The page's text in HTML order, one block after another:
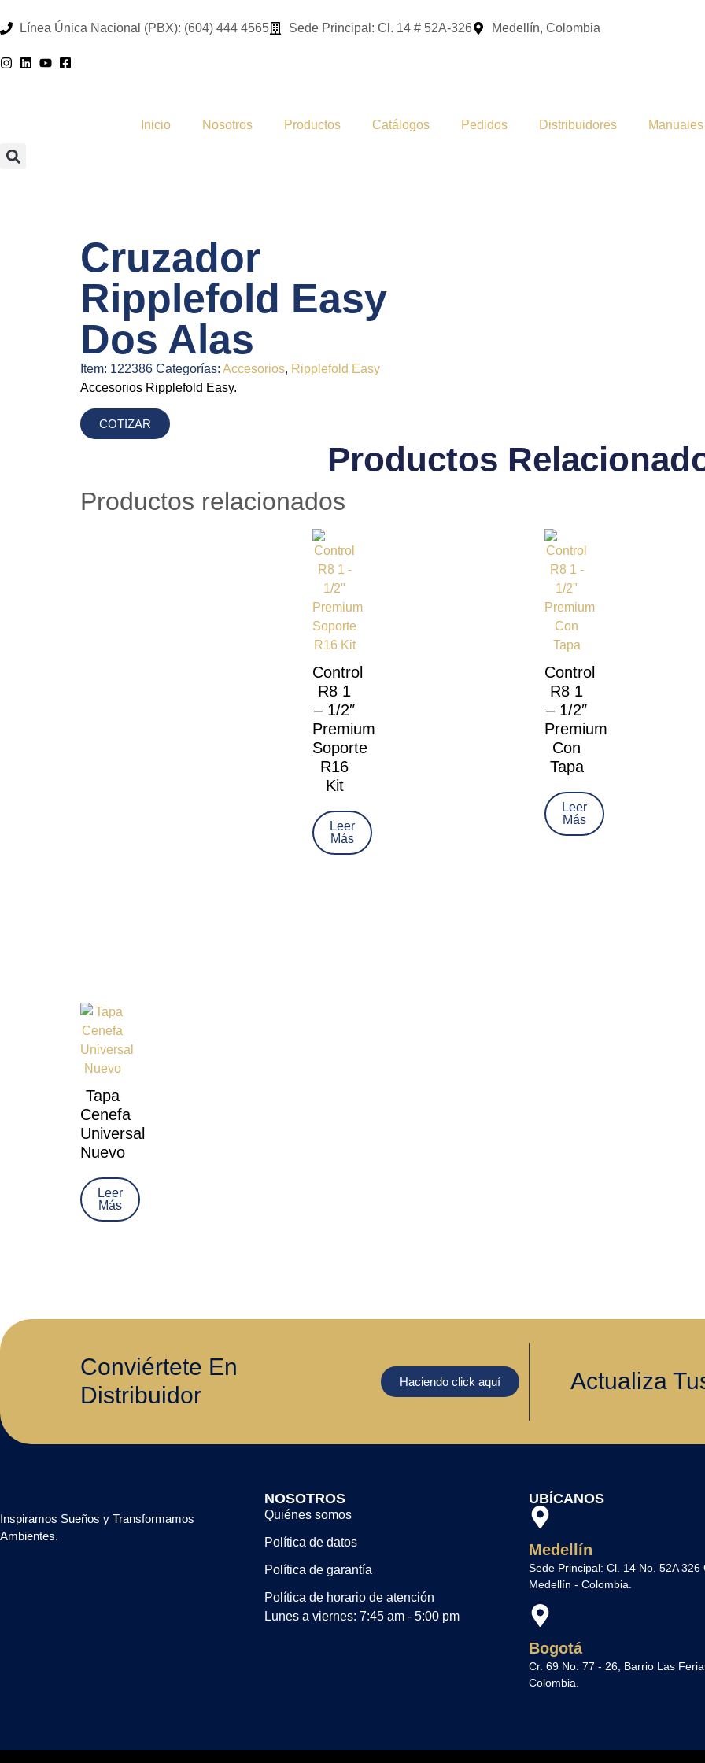
Línea Única Nacional (PBX): (604) 444 4565 Sede Principal: Cl. 14 # 52A-326 Medellín, Colombia
Inicio Nosotros Productos Catálogos Pedidos Distribuidores
Cruzador
Ripplefold Easy
Dos Alas
Item: 122386 Categorías: Accesorios, Ripplefold Easy
Accesorios Ripplefold Easy.
COTIZAR
Productos
Productos relacionados
Control
R8 1
– 1/2″
Premium
Soporte
R16
Kit
Leer
Más
Control
R8 1
– 1/2″
Premium
Con
Tapa
Leer
Más
Tapa
Cenefa
Universal
Nuevo
Leer
Más
Conviértete En
Distribuidor
Haciendo click aquí Actualiza
Inspiramos Sueños y Transformamos
Ambientes.
NOSOTROS
Quiénes somos
Política de datos
Política de garantía
Política de horario de atención
Lunes a viernes: 7:45 am - 5:00 pm
UBÍCANOS
Medellín
Sede Principal: Cl. 14 No. 52A 326
Medellín - Colombia.
Bogotá
Cr. 69 No. 77 - 26, Barrio Las
Colombia.